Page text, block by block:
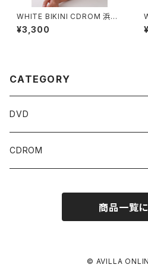
WHITE BIKINI CDROM 浜田
コウ
¥3,300
CATEGORY
DVD
OFFICIALWORK SHOT DVD
CDROM
商品一覧
© AVILLA